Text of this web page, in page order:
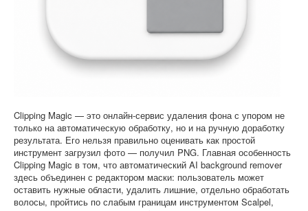
Clipping Magic — это онлайн-сервис удаления фона с упором не
только на автоматическую обработку, но и на ручную доработку
результата. Его нельзя правильно оценивать как простой
инструмент загрузил фото — получил PNG. Главная особенность
Clipping Magic в том, что автоматический AI background remover
здесь объединен с редактором маски: пользователь может
оставить нужные области, удалить лишние, отдельно обработать
волосы, пройтись по слабым границам инструментом Scalpel,